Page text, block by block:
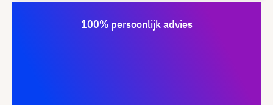
100% persoonlijk advies